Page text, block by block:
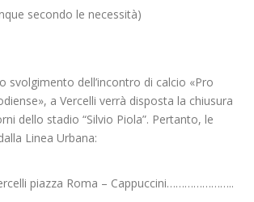
secondo le necessità)
svolgimento dell’incontro di calcio «Pro
a Vercelli verrà disposta la chiusura
dello stadio “Silvio Piola”. Pertanto, le
Linea Urbana:
piazza Roma – Cappuccini…………………..